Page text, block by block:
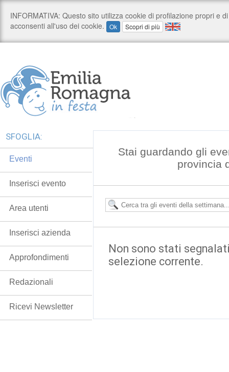
Stai guardando gli
provincia
Non sono stati
selezione corrente.
SFOGLIA:
Eventi
Inserisci evento
Area utenti
Inserisci azienda
Approfondimenti
Redazionali
Ricevi Newsletter